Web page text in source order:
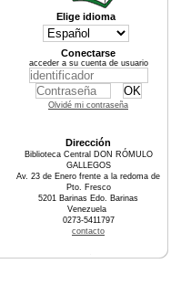
Elige idioma
Conectarse
acceder a su cuenta de usuario
Olvidé mi contraseña
Dirección
Biblioteca Central DON RÓMULO
GALLEGOS
Av. 23 de Enero frente a la redoma de
Pto. Fresco
5201 Barinas Edo. Barinas
Venezuela
0273-5411797
contacto